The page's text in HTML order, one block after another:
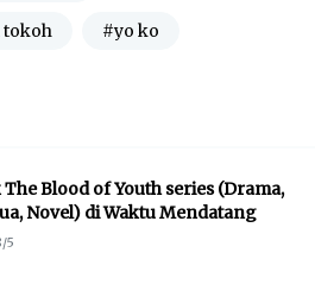
tokoh #yo ko
Blood of Youth series (Drama,
Novel) di Waktu Mendatang
5